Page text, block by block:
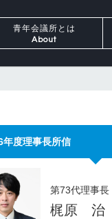
青年会議所とは
About
年度理事長所信
第73代理事長
梶原 治